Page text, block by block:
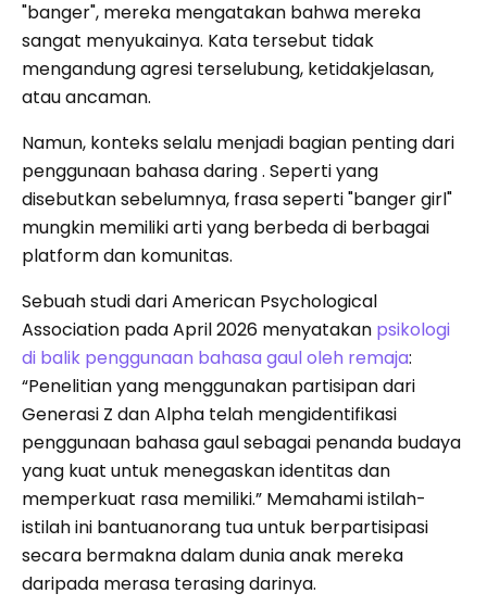
"banger", mereka mengatakan bahwa mereka
sangat menyukainya. Kata tersebut tidak
mengandung agresi terselubung, ketidakjelasan,
atau ancaman.
Namun, konteks selalu menjadi bagian penting dari
penggunaan bahasa daring . Seperti yang
disebutkan sebelumnya, frasa seperti "banger girl"
mungkin memiliki arti yang berbeda di berbagai
platform dan komunitas.
Sebuah studi dari American Psychological
Association pada April 2026 menyatakan psikologi
di balik penggunaan bahasa gaul oleh remaja:
“Penelitian yang menggunakan partisipan dari
Generasi Z dan Alpha telah mengidentifikasi
penggunaan bahasa gaul sebagai penanda budaya
yang kuat untuk menegaskan identitas dan
memperkuat rasa memiliki.” Memahami istilah-
istilah ini bantuanorang tua untuk berpartisipasi
secara bermakna dalam dunia anak mereka
daripada merasa terasing darinya.